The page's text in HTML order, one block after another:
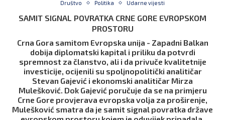
Društvo Politika Udarne vijesti
SAMIT SIGNAL POVRATKA CRNE GORE EVROPSKOM
PROSTORU
Crna Gora samitom Evropska unija - Zapadni Balkan
dobija diplomatski kapital i priliku da potvrdi
spremnost za članstvo, ali i da privuče kvalitetnije
investicije, ocijenili su spoljnopolitički analitičar
Stevan Gajević i ekonomski analitičar Mirza
Mulešković. Dok Gajević poručuje da se na primjeru
Crne Gore provjerava evropska volja za proširenje,
Mulešković smatra da je samit signal povratka države